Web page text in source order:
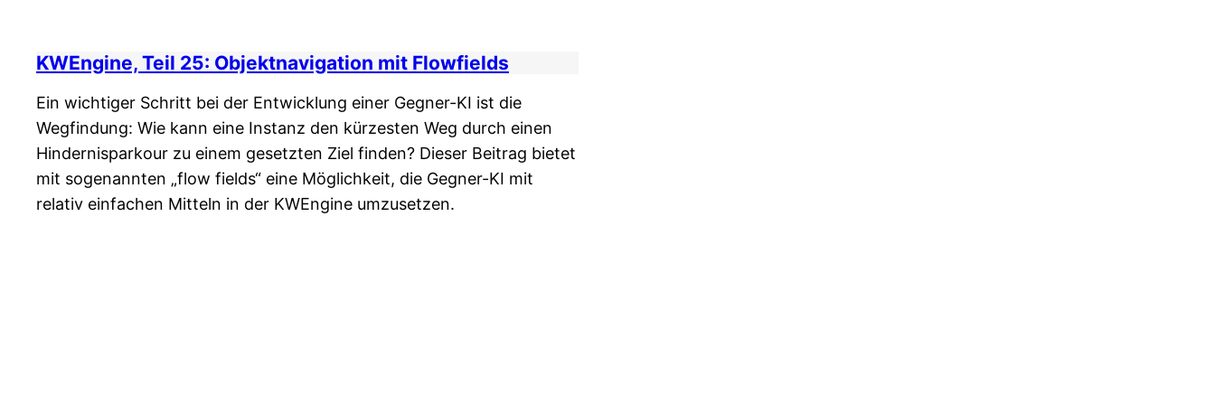
KWEngine, Teil 25: Objektnavigation mit Flowfields
Ein wichtiger Schritt bei der Entwicklung einer Gegner-KI ist die
Wegfindung: Wie kann eine Instanz den kürzesten Weg durch einen
Hindernisparkour zu einem gesetzten Ziel finden? Dieser Beitrag bietet
mit sogenannten „flow fields“ eine Möglichkeit, die Gegner-KI mit
relativ einfachen Mitteln in der KWEngine umzusetzen.